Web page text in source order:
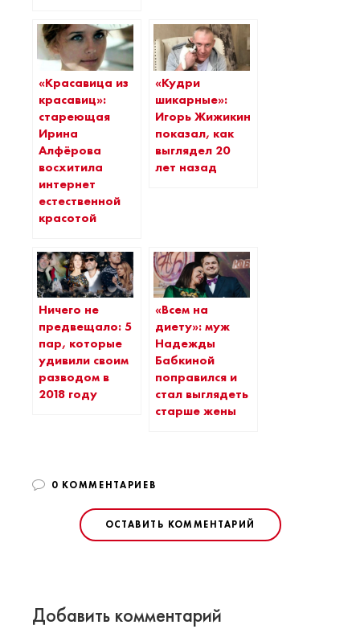
«Красавица из
красавиц»:
стареющая
Ирина
Алфёрова
восхитила
интернет
естественной
красотой
«Кудри
шикарные»:
Игорь Жижикин
показал, как
выглядел 20
лет назад
Ничего не
предвещало: 5
пар, которые
удивили своим
разводом в
2018 году
«Всем на
диету»: муж
Надежды
Бабкиной
поправился и
стал выглядеть
старше жены
0 КОММЕНТАРИЕВ
ОСТАВИТЬ КОММЕНТАРИЙ
Добавить комментарий